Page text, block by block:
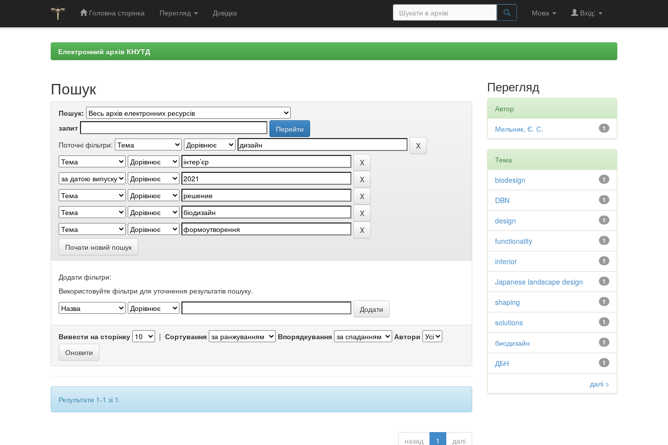
Головна сторінка Перегляд Довідка Мова Вхід:
Електронний архів КНУТД
Пошук
Пошук:
запит
Поточні фільтри:
Почати новий пошук
Додати фільтри:
Використовуйте фільтри для уточнення результатів пошуку.
Вивести на сторінку | Сортування Впорядкування Автори
Результати 1-1 зі 1.
назад 1 далі
Перегляд
Автор
1
Мельник, Є. С.
Тема
1
biodesign
1
DBN
1
design
1
functionality
1
interior
1
Japanese landscape design
1
shaping
1
solutions
1
биодизайн
1
ДБН
далі >